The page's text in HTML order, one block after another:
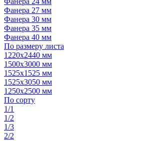
Фанера 27 мм
Фанера 30 мм
Фанера 35 мм
Фанера 40 мм
По размеру листа
1220х2440 мм
1500х3000 мм
1525x1525 мм
1525х3050 мм
1250х2500 мм
По сорту
1/1
1/2
1/3
2/2